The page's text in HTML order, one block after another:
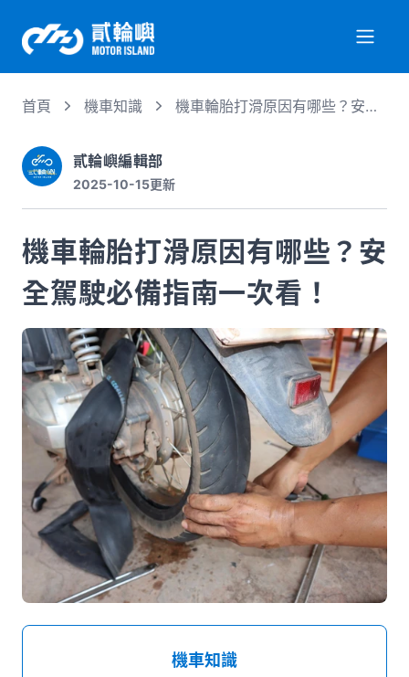
服務項目
機車行情
徵才資訊
媒體推薦
聯絡我們
首頁 機車知識
機車輪胎打滑原因有哪些？安全
貳輪嶼編輯部
2025-10-15更新
機車輪胎打滑原因有哪些？安
全駕駛必備指南一次看！
機車知識